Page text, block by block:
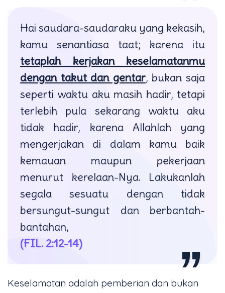
Hai saudara-saudaraku yang kekasih,
kamu senantiasa taat; karena itu
tetaplah kerjakan keselamatanmu
dengan takut dan gentar, bukan saja
seperti waktu aku masih hadir, tetapi
terlebih pula sekarang waktu aku
tidak hadir, karena Allahlah yang
mengerjakan di dalam kamu baik
kemauan maupun pekerjaan
menurut kerelaan-Nya. Lakukanlah
segala sesuatu dengan tidak
bersungut-sungut dan berbantah-
bantahan,
(FIL. 2:12-14)
Keselamatan adalah pemberian dan bukan